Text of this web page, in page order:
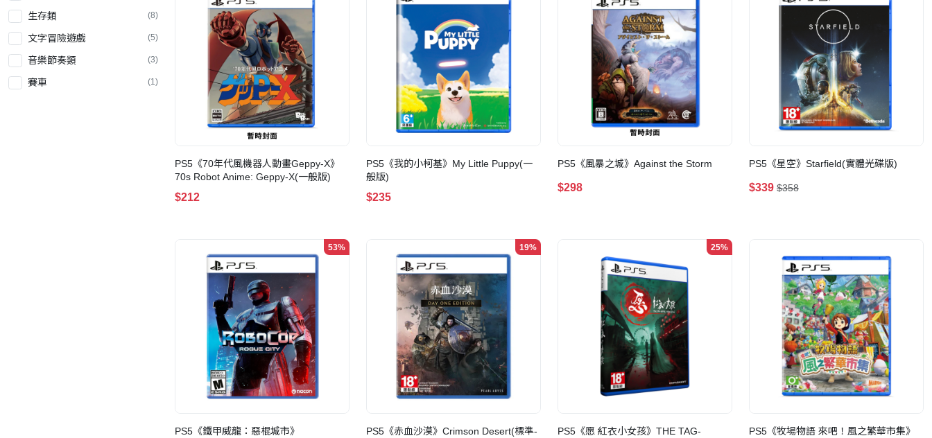
生存類 (8)
文字冒險遊戲 (5)
音樂節奏類 (3)
賽車 (1)
PS5《70年代風機器人動畫Geppy-X》
70s Robot Anime: Geppy-X(一般版)
$212
PS5《我的小柯基》My Little Puppy(一
般版)
$235
PS5《風暴之城》Against the Storm
$298
PS5《星空》Starfield(實體光碟版)
$339 $358
53%
PS5《鐵甲威龍：惡棍城市》
19%
PS5《赤血沙漠》Crimson Desert(標準-
25%
PS5《愿 紅衣小女孩》THE TAG-
PS5《牧場物語 來吧！風之繁華市集》